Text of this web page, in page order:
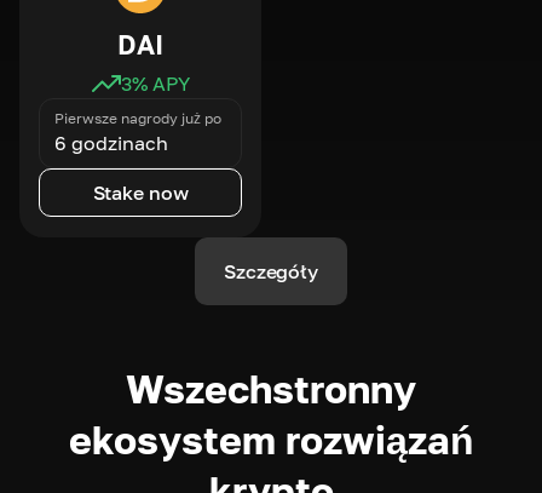
DAI
3% APY
Pierwsze nagrody już po
6 godzinach
Stake now
Szczegóły
Wszechstronny
ekosystem rozwiązań